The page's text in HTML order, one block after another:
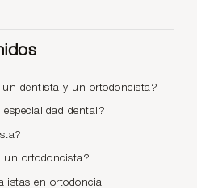
un dentista y un ortodoncista?
dental?
un ortodoncista?
en ortodoncia